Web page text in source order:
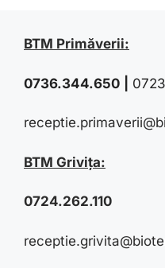
BTM Primăverii:
0736.344.650
BTM Grivița:
0724.262.110